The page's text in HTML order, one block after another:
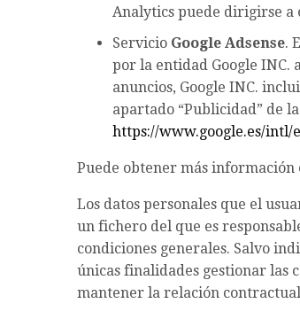
Analytics puede dirigirse a
Servicio Google Adsense.
por la entidad Google INC.
anuncios, Google INC.
apartado “Publicidad” de
https://www.google.es/intl/
Puede obtener más información
Los datos personales que el
un fichero del que es
condiciones generales. Salvo
únicas finalidades gestionar las
mantener la relación